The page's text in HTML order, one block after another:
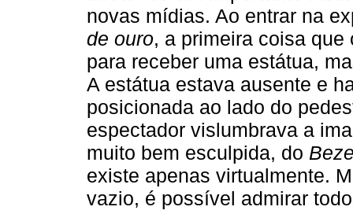
novas mídias. Ao entrar na
de ouro, a primeira coisa
para receber uma estátua,
A estátua estava ausente e
posicionada ao lado do
espectador vislumbrava a
muito bem esculpida, do
existe apenas virtualmente.
vazio, é possível admirar